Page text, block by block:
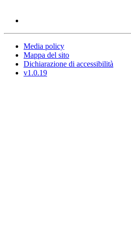
Media policy
Mappa del sito
Dichiarazione di accessibilità
v1.0.19